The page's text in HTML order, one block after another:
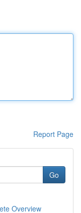
Report Page
Go
Overview